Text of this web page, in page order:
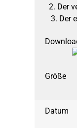
2. Der
3. Der